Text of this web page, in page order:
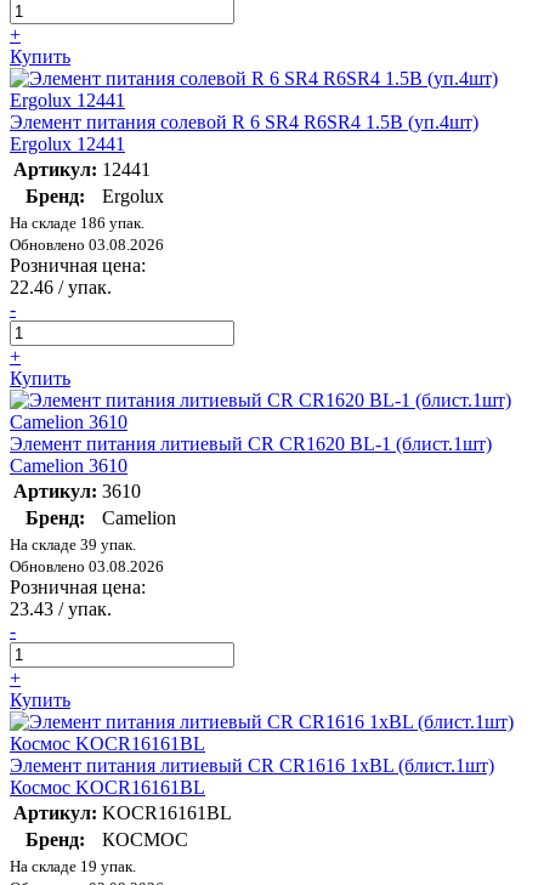
+
Купить
Элемент питания солевой R 6 SR4 R6SR4 1.5В (уп.4шт)
Ergolux 12441
Артикул: 12441
Бренд:
Ergolux
На складе 186 упак.
Обновлено 03.08.2026
Розничная цена:
22.46 / упак.
-
+
Купить
Элемент питания литиевый CR CR1620 BL-1 (блист.1шт)
Camelion 3610
Артикул: 3610
Бренд:
Camelion
На складе 39 упак.
Обновлено 03.08.2026
Розничная цена:
23.43 / упак.
-
+
Купить
Элемент питания литиевый CR CR1616 1хBL (блист.1шт)
Космос KOCR16161BL
Артикул: KOCR16161BL
Бренд:
КОСМОС
На складе 19 упак.